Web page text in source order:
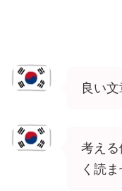
良い
考える
く読